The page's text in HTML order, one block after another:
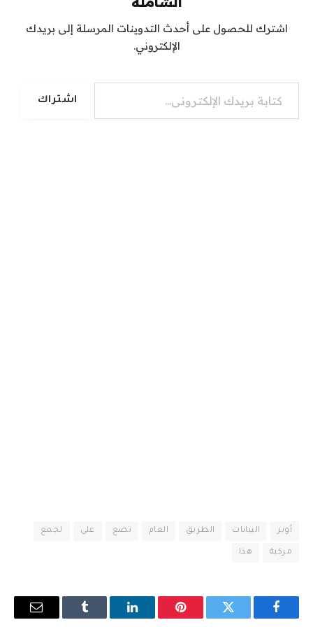
اشترك للحصول على أحدث التدوينات المرسلة إلى بريدك
الإلكتروني.
كتابة بريدك الإلكتروني...
اشتراك
أوبر البيانات الطريق العام تضع على لجمع
مركبة هذا
فيسبوك تويتر بينتيريستلينكدإن Tumblr
البريد